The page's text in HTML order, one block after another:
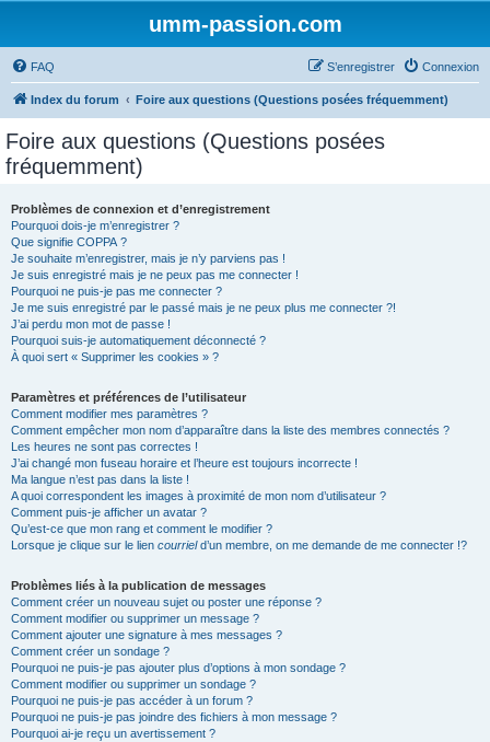
umm-passion.com
FAQ Connexion
S’enregistrer
Index du forum Foire aux questions (Questions posées fréquemment)
Foire aux questions (Questions posées
fréquemment)
Problèmes de connexion et d’enregistrement
Pourquoi dois-je m’enregistrer ?
Que signifie COPPA ?
Je souhaite m’enregistrer, mais je n’y parviens pas !
Je suis enregistré mais je ne peux pas me connecter !
Pourquoi ne puis-je pas me connecter ?
Je me suis enregistré par le passé mais je ne peux plus me connecter ?!
J’ai perdu mon mot de passe !
Pourquoi suis-je automatiquement déconnecté ?
À quoi sert « Supprimer les cookies » ?
Paramètres et préférences de l’utilisateur
Comment modifier mes paramètres ?
Comment empêcher mon nom d’apparaître dans la liste des membres connectés ?
Les heures ne sont pas correctes !
J’ai changé mon fuseau horaire et l’heure est toujours incorrecte !
Ma langue n’est pas dans la liste !
A quoi correspondent les images à proximité de mon nom d’utilisateur ?
Comment puis-je afficher un avatar ?
Qu’est-ce que mon rang et comment le modifier ?
Lorsque je clique sur le lien courrield’un membre, on me demande de me connecter !?
Problèmes liés à la publication de messages
Comment créer un nouveau sujet ou poster une réponse ?
Comment modifier ou supprimer un message ?
Comment ajouter une signature à mes messages ?
Comment créer un sondage ?
Pourquoi ne puis-je pas ajouter plus d’options à mon sondage ?
Comment modifier ou supprimer un sondage ?
Pourquoi ne puis-je pas accéder à un forum ?
Pourquoi ne puis-je pas joindre des fichiers à mon message ?
Pourquoi ai-je reçu un avertissement ?